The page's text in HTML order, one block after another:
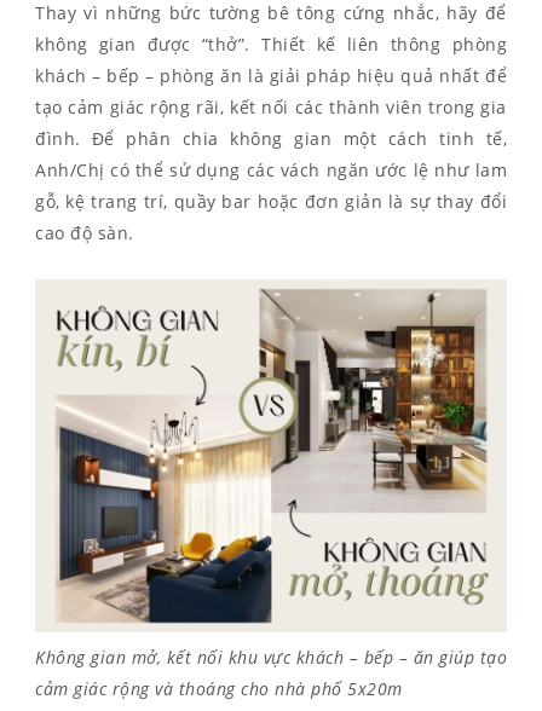
Thay vì những bức tường bê tông cứng nhắc, hãy để
không gian được “thở”. Thiết kế liên thông phòng
khách – bếp – phòng ăn là giải pháp hiệu quả nhất để
tạo cảm giác rộng rãi, kết nối các thành viên trong gia
đình. Để phân chia không gian một cách tinh tế,
Anh/Chị có thể sử dụng các vách ngăn ước lệ như lam
gỗ, kệ trang trí, quầy bar hoặc đơn giản là sự thay đổi
cao độ sàn.
Không gian mở, kết nối khu vực khách – bếp – ăn giúp tạo
cảm giác rộng và thoáng cho nhà phố 5x20m